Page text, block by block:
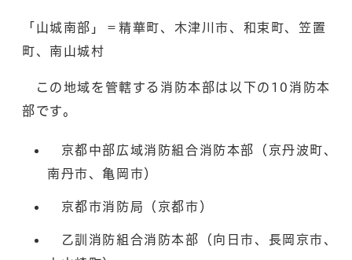
「山城南部」＝精華町、木津川市、和束町、笠置
町、南山城村
この地域を管轄する消防本部は以下の10消防本
部です。
京都中部広域消防組合消防本部（京丹波町、
南丹市、亀岡市）
京都市消防局（京都市）
乙訓消防組合消防本部（向日市、長岡京市、